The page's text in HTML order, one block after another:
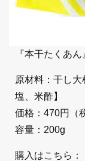
『本干たくあん
原材料：干し
塩、米酢】
価格：470円（
容量：200g
購入はこちら：